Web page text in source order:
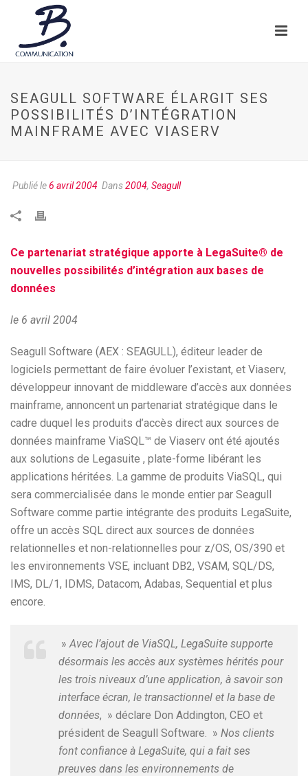
SEAGULL SOFTWARE ÉLARGIT SES
POSSIBILITÉS D’INTÉGRATION
MAINFRAME AVEC VIASERV
Publié le6 avril 2004 Dans2004, Seagull
Ce partenariat stratégique apporte à LegaSuite® de
nouvelles possibilités d’intégration aux bases de
données
le 6 avril 2004
Seagull Software (AEX : SEAGULL), éditeur leader de
logiciels permettant de faire évoluer l’existant, et Viaserv,
développeur innovant de middleware d’accès aux données
mainframe, annoncent un partenariat stratégique dans le
cadre duquel les produits d’accès direct aux sources de
données mainframe ViaSQL™ de Viaserv ont été ajoutés
aux solutions de Legasuite , plate-forme libérant les
applications héritées. La gamme de produits ViaSQL, qui
sera commercialisée dans le monde entier par Seagull
Software comme partie intégrante des produits LegaSuite,
offre un accès SQL direct aux sources de données
relationnelles et non-relationnelles pour z/OS, OS/390 et
les environnements VSE, incluant DB2, VSAM, SQL/DS,
IMS, DL/1, IDMS, Datacom, Adabas, Sequential et plus
encore.
»Avec l’ajout de ViaSQL, LegaSuite supporte
désormais les accès aux systèmes hérités pour
les trois niveaux d’une application, à savoir son
interface écran, le transactionnel et la base de
données, » déclare Don Addington, CEO et
président de Seagull Software. » Nos clients
font confiance à LegaSuite, qui a fait ses
preuves dans les environnements de